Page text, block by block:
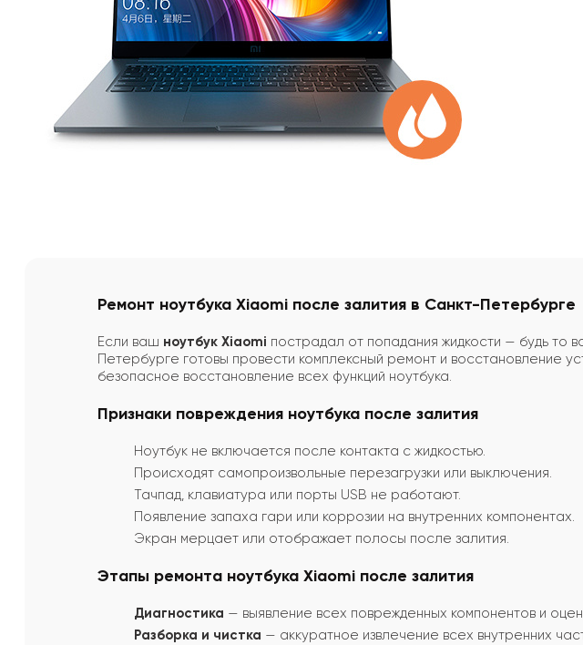
Ремонт ноутбука Xiaomi после залития в Санкт-Петербурге
Если ваш ноутбук Xiaomi пострадал от попадания жидкости — будь то
Петербурге готовы провести комплексный ремонт и восстановление
безопасное восстановление всех функций ноутбука.
Признаки повреждения ноутбука после залития
Ноутбук не включается после контакта с жидкостью.
Происходят самопроизвольные перезагрузки или выключения.
Тачпад, клавиатура или порты USB не работают.
Появление запаха гари или коррозии на внутренних компонентах.
Экран мерцает или отображает полосы после залития.
Этапы ремонта ноутбука Xiaomi после залития
Диагностика — выявление всех поврежденных компонентов и
Разборка и чистка — аккуратное извлечение всех внутренних